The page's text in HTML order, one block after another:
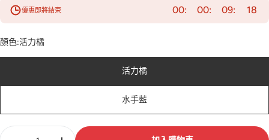
優惠即將結束 00 00 09 17
顏色:活力橘
活力橘
水手藍